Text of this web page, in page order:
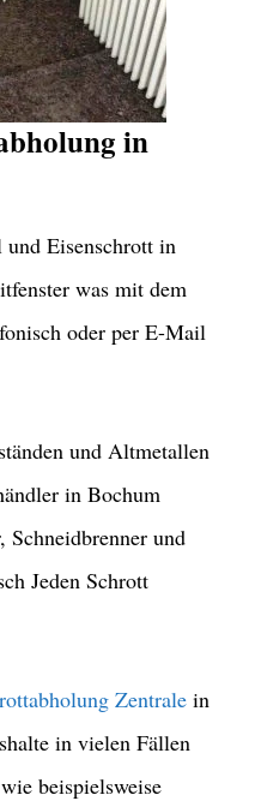
in
Eisenschrott in
was mit dem
oder per E-Mail
und Altmetallen
in Bochum
und
Jeden Schrott
Zentrale in
in vielen Fällen
beispielsweise